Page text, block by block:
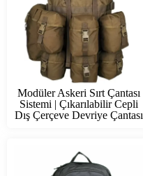
Modüler Askeri Sırt Çantası
Sistemi | Çıkarılabilir Cepli
Dış Çerçeve Devriye Çantası